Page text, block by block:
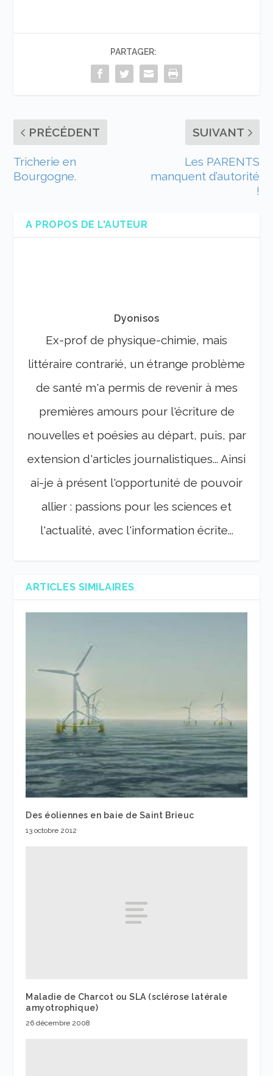
PARTAGER:
PRÉCÉDENT
Tricherie en
Bourgogne.
SUIVANT
Les PARENTS
manquent d’autorité
!
A PROPOS DE L'AUTEUR
Dyonisos
Ex-prof de physique-chimie, mais
littéraire contrarié, un étrange problème
de santé m'a permis de revenir à mes
premières amours pour l'écriture de
nouvelles et poésies au départ, puis, par
extension d'articles journalistiques... Ainsi
ai-je à présent l'opportunité de pouvoir
allier : passions pour les sciences et
l'actualité, avec l'information écrite...
ARTICLES SIMILAIRES
Des éoliennes en baie de Saint Brieuc
13 octobre 2012
Maladie de Charcot ou SLA (sclérose latérale
amyotrophique)
26 décembre 2008